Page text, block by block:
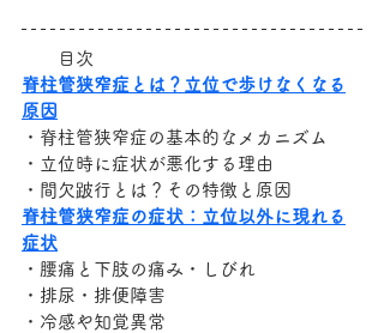
目次
脊柱管狭窄症とは？立位で歩けなくなる
原因
・脊柱管狭窄症の基本的なメカニズム
・立位時に症状が悪化する理由
・間欠跛行とは？その特徴と原因
脊柱管狭窄症の症状：立位以外に現れる
症状
・腰痛と下肢の痛み・しびれ
・排尿・排便障害
・冷感や知覚異常